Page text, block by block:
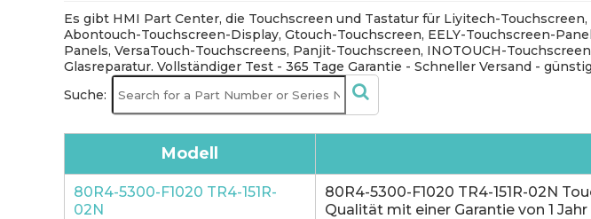
Es gibt HMI Part Center, die Touchscreen und Tastatur für Liyitech-
Abontouch-Touchscreen-Display, Gtouch-Touchscreen, EELY-Touchscreen-
Panels, VersaTouch-Touchscreens, Panjit-Touchscreen, INOTOUCH-
Glasreparatur. Vollständiger Test - 365 Tage Garantie - Schneller Versand -
Suche:
Modell
80R4-5300-F1020 TR4-151R-
02N
80R4-5300-F1020 TR4-151R-02N
Qualität mit einer Garantie von 1 Jahr